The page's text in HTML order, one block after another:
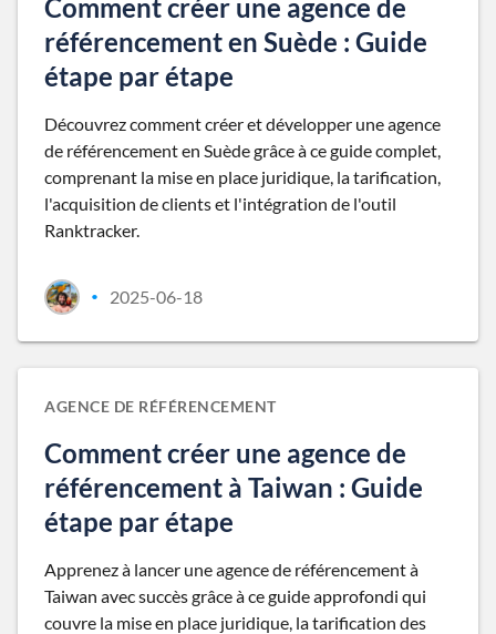
Comment créer une agence de
référencement en Suède : Guide
étape par étape
Découvrez comment créer et développer une agence
de référencement en Suède grâce à ce guide complet,
comprenant la mise en place juridique, la tarification,
l'acquisition de clients et l'intégration de l'outil
Ranktracker.
• 2025-06-18
AGENCE DE RÉFÉRENCEMENT
Comment créer une agence de
référencement à Taiwan : Guide
étape par étape
Apprenez à lancer une agence de référencement à
Taiwan avec succès grâce à ce guide approfondi qui
couvre la mise en place juridique, la tarification des